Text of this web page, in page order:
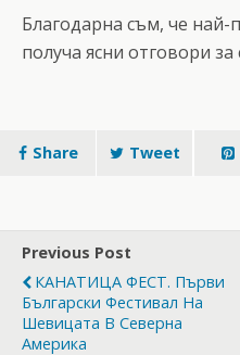
Благодарна съм, че
получа ясни отговори за
Share Tweet
Previous Post
КАНАТИЦА ФЕСТ. Първи
Български Фестивал На
Шевицата В Северна
Америка